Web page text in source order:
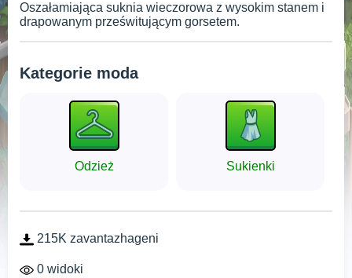
Oszałamiająca suknia wieczorowa z wysokim stanem i
drapowanym prześwitującym gorsetem.
Kategorie moda
Odzież Sukienki
215K zavantazhageni
0 widoki